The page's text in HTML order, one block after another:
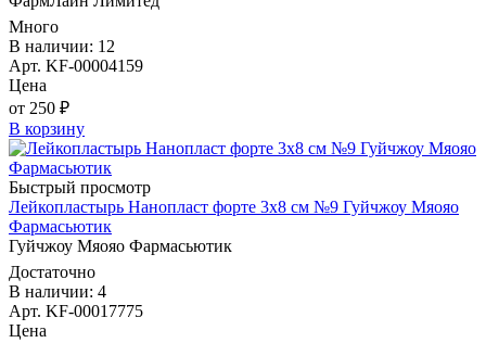
Много
В наличии: 12
Арт. KF-00004159
Цена
от 250 ₽
В корзину
Быстрый просмотр
Лейкопластырь Нанопласт форте 3х8 см №9 Гуйчжоу Мяояо
Фармасьютик
Гуйчжоу Мяояо Фармасьютик
Достаточно
В наличии: 4
Арт. KF-00017775
Цена